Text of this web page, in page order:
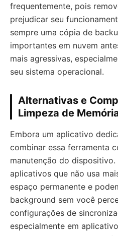
frequentemente, pois
prejudicar seu
sempre uma cópia de
importantes em nuvem
mais agressivas,
seu sistema operacional.
Alternativas e
Limpeza de
Embora um aplicativo
combinar essa ferramenta
manutenção do
aplicativos que não usa
espaço permanente e
background sem você
configurações de
especialmente em